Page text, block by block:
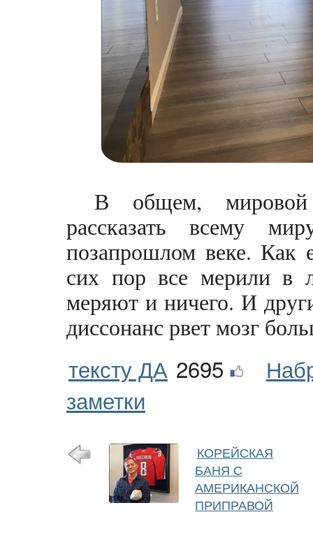
В общем, мировой
рассказать всему
позапрошлом веке. Как
сих пор все мерили в
меряют и ничего. И
диссонанс рвет мозг
тексту ДА 2695
заметки
КОРЕЙСКАЯ
БАНЯ С
АМЕРИКАНСКОЙ
ПРИПРАВОЙ